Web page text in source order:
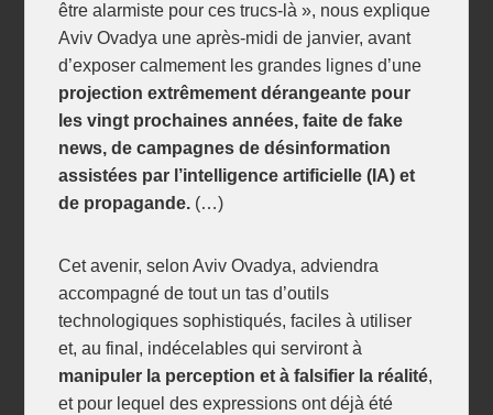
être alarmiste pour ces trucs-là », nous explique
Aviv Ovadya une après-midi de janvier, avant
d’exposer calmement les grandes lignes d’une
projection extrêmement dérangeante pour
les vingt prochaines années, faite de fake
news, de campagnes de désinformation
assistées par l’intelligence artificielle (IA) et
de propagande. (…)
Cet avenir, selon Aviv Ovadya, adviendra
accompagné de tout un tas d’outils
technologiques sophistiqués, faciles à utiliser
et, au final, indécelables qui serviront à
manipuler la perception et à falsifier la réalité,
et pour lequel des expressions ont déjà été